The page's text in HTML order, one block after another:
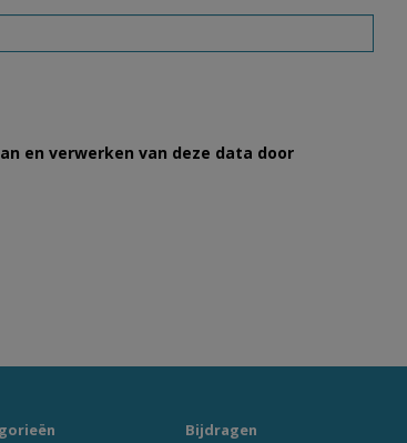
en verwerken van deze data door
Bijdragen